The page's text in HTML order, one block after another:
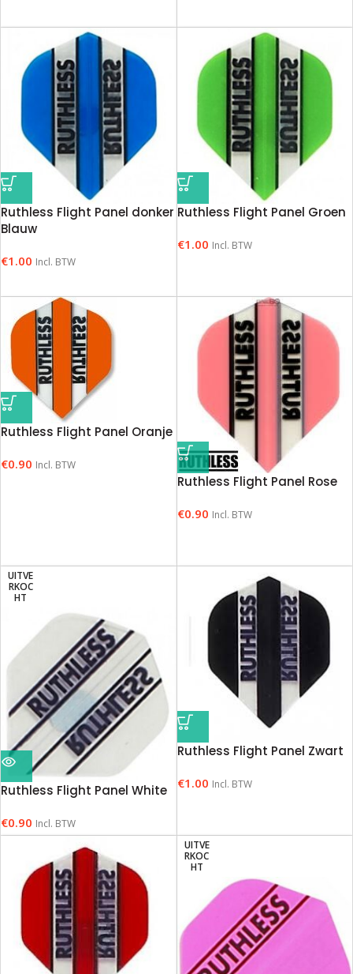
Ruthless Flight Panel donker
Blauw
€1.00 Incl. BTW
Ruthless Flight Panel Groen
€1.00 Incl. BTW
Ruthless Flight Panel Oranje
€0.90 Incl. BTW
Ruthless Flight Panel Rose
€0.90 Incl. BTW
UITVE
RKOC
HT
Ruthless Flight Panel White
€0.90 Incl. BTW
Ruthless Flight Panel Zwart
€1.00 Incl. BTW
UITVE
RKOC
HT